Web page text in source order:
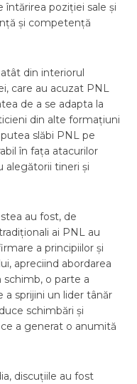
poziției sale și
și competență
din interiorul
care au acuzat PNL
de a se adapta la
din alte formațiuni
slăbi PNL pe
în fața atacurilor
alegătorii tineri și
au fost, de
ai PNL au
a principiilor și
apreciind abordarea
schimb, o parte a
sprijini un lider tânăr
schimbări și
a generat o anumită
discuțiile au fost